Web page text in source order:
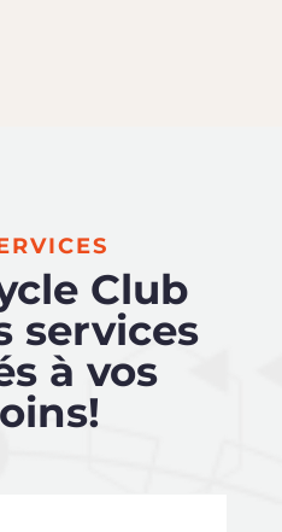
Club
services
à vos